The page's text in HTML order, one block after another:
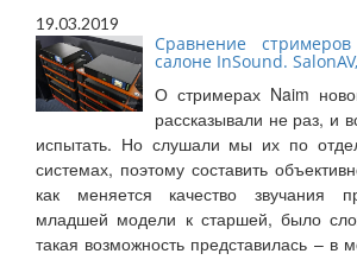
19.03.2019
Сравнение
салоне InSound.
О стримерах Naim
рассказывали не раз, и
испытать. Но слушали мы их по
системах, поэтому составить
как меняется качество звучания
младшей модели к старшей, было
такая возможность представилась – в